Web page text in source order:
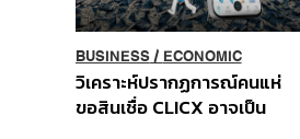
BUSINESS/ ECONOMIC
วิเคราะห์ปรากฏการณ์คนแห่
ขอสินเชื่อ CLICX อาจเป็น